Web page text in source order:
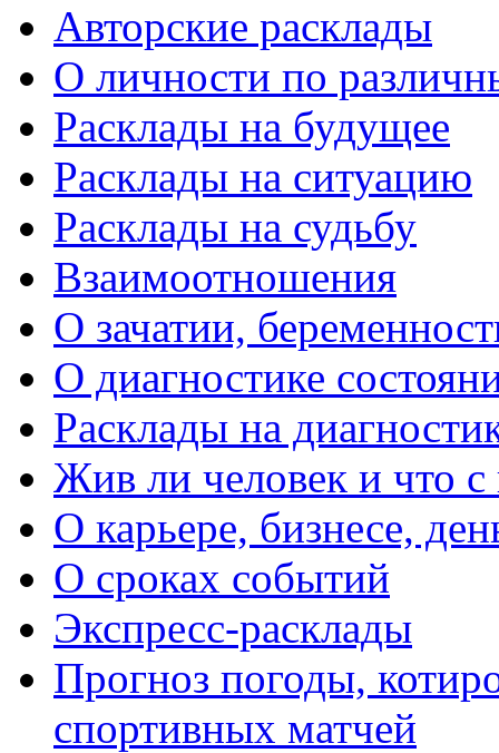
Авторские расклады
О личности по
Расклады на будущее
Расклады на ситуацию
Расклады на судьбу
Взаимоотношения
О зачатии,
О диагностике
Расклады на
Жив ли человек и что
О карьере, бизнесе,
О сроках событий
Экспресс-расклады
Прогноз погоды,
спортивных матчей